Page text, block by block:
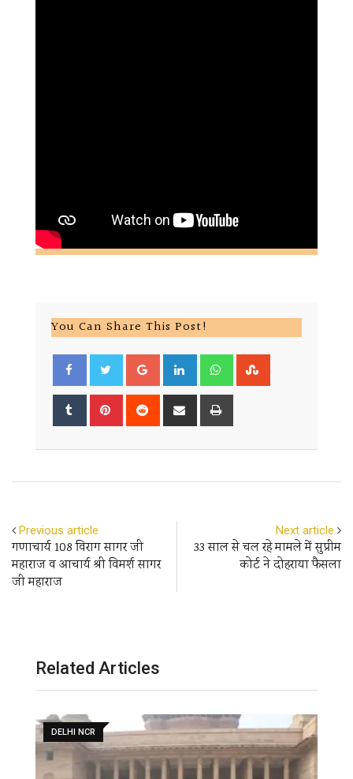
You Can Share This Post!
Google+ LinkedIn Whatsapp
Tumblr Pinterest Reddit
Share
Previous article
गणाचार्य 108 विराग सागर जी
महाराज व आचार्य श्री विमर्श सागर
जी महाराज
Next article
33 साल से चल रहे मामले में सुप्रीम
कोर्ट ने दोहराया फैसला
Related Articles
DELHI NCR